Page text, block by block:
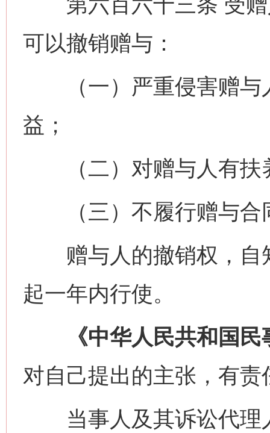
可以撤销赠与：
（一）严重侵害赠与
益；
（二）对赠与人有扶
（三）不履行赠与合
赠与人的撤销权，自
起一年内行使。
《中华人民共和国民
对自己提出的主张，有责
当事人及其诉讼代理